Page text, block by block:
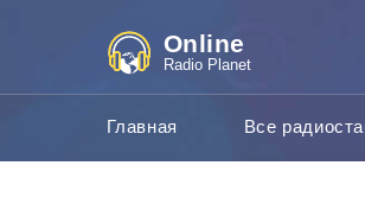
Online
Radio Planet
Главная Все